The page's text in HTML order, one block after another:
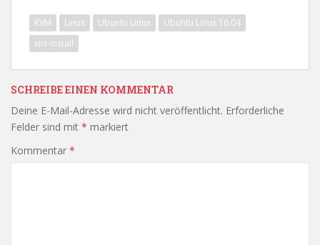
KVM Linux Ubuntu Linux
Ubuntu Linux 16.04
virt-install
SCHREIBE EINEN KOMMENTAR
Deine E-Mail-Adresse wird nicht veröffentlicht. Erforderliche
Felder sind mit * markiert
Kommentar *